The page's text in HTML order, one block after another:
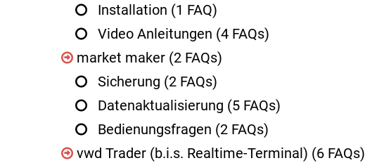
Installation (1 FAQ)
Video Anleitungen (4 FAQs)
market maker (2 FAQs)
Sicherung (2 FAQs)
Datenaktualisierung (5 FAQs)
Bedienungsfragen (2 FAQs)
vwd Trader (b.i.s. Realtime-Terminal) (6 FAQs)